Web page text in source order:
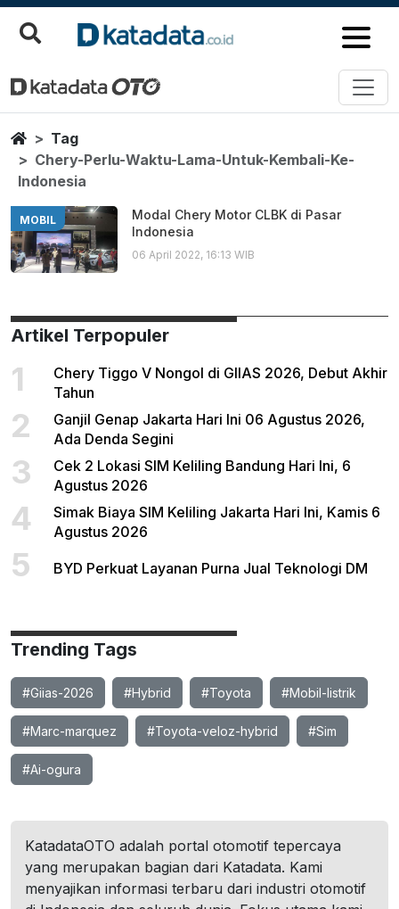
Chery Perlu Waktu Lama Untuk
Berita Terbaru
HomeTag
Chery-Perlu-Waktu-Lama-Untuk-Kembali-Ke-
Indonesia
MOBIL
Modal Chery Motor CLBK di Pasar
Indonesia
06 April 2022, 16:13 WIB
Artikel Terpopuler
1
Chery Tiggo V Nongol di GIIAS 2026, Debut Akhir
Tahun
2
Ganjil Genap Jakarta Hari Ini 06 Agustus 2026,
Ada Denda Segini
3
Cek 2 Lokasi SIM Keliling Bandung Hari Ini, 6
Agustus 2026
4
Simak Biaya SIM Keliling Jakarta Hari Ini, Kamis 6
Agustus 2026
5 BYD Perkuat Layanan Purna Jual Teknologi DM
Trending Tags
#Giias-2026 #Hybrid #Toyota #Mobil-listrik
#Marc-marquez #Toyota-veloz-hybrid #Sim
#Ai-ogura
KatadataOTO adalah portal otomotif tepercaya
yang merupakan bagian dari Katadata. Kami
menyajikan informasi terbaru dari industri otomotif